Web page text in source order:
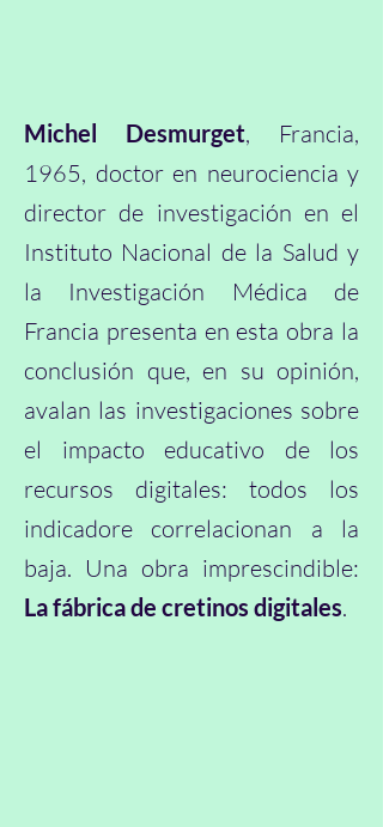
Michel Desmurget, Francia,
1965, doctor en neurociencia y
director de investigación en el
Instituto Nacional de la Salud y
la Investigación Médica de
Francia presenta en esta obra la
conclusión que, en su opinión,
avalan las investigaciones sobre
el impacto educativo de los
recursos digitales: todos los
indicadore correlacionan a la
baja. Una obra imprescindible:
La fábrica de cretinos digitales.